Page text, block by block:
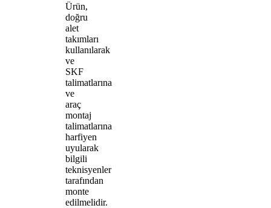
Ürün,
doğru
alet
takımları
kullanılarak
ve
SKF
talimatlarına
ve
araç
montaj
talimatlarına
harfiyen
uyularak
bilgili
teknisyenler
tarafından
monte
edilmelidir.